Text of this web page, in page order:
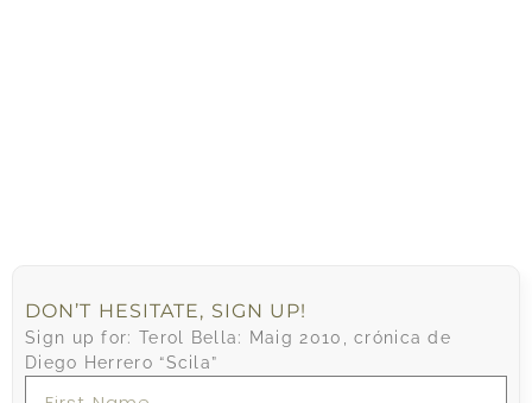
DON’T HESITATE, SIGN UP!
Sign up for: Terol Bella: Maig 2010, crónica de
Diego Herrero “Scila”